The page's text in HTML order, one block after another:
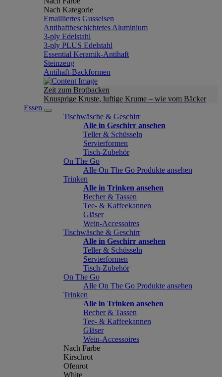
Nach Kategorie
Emailliertes Gusseisen
Antihaftbeschichtetes Aluminium
3-ply Edelstahl
3-ply PLUS Edelstahl
Essential Keramik-Antihaft
Steinzeug
Antihaft-Backformen
Zeit zum Brotbacken
Knusprige Kruste, luftige Krume – wie vom Bäcker
Essen
Tischwäsche & Geschirr
Alle in Geschirr ansehen
Teller & Schüsseln
Servierformen
Tisch-Zubehör
On The Go
Alle On The Go Produkte ansehen
Trinken
Alle in Trinken ansehen
Becher & Tassen
Tee- & Kaffeekannen
Gläser
Wein-Accessoires
Tischwäsche & Geschirr
Alle in Geschirr ansehen
Teller & Schüsseln
Servierformen
Tisch-Zubehör
On The Go
Alle On The Go Produkte ansehen
Trinken
Alle in Trinken ansehen
Becher & Tassen
Tee- & Kaffeekannen
Gläser
Wein-Accessoires
Nach Farbe
Kirschrot
Ofenrot
White